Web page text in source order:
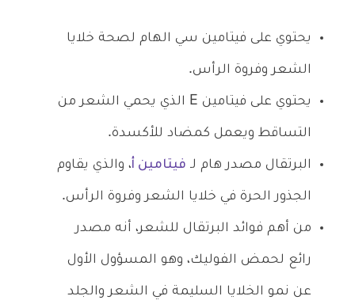
يحتوي على فيتامين سي الهام لصحة خلايا
الشعر وفروة الرأس.
يحتوي على فيتامين E الذي يحمي الشعر من
التساقط ويعمل كمضاد للأكسدة.
البرتقال مصدر هام لـ فيتامين أ، والذي يقاوم
الجذور الحرة في خلايا الشعر وفروة الرأس.
من أهم فوائد البرتقال للشعر، أنه مصدر
رائع لحمض الفوليك، وهو المسؤول الأول
عن نمو الخلايا السليمة في الشعر والجلد